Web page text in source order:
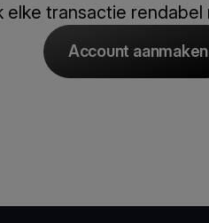
elke transactie rendabel
Account aanmaken